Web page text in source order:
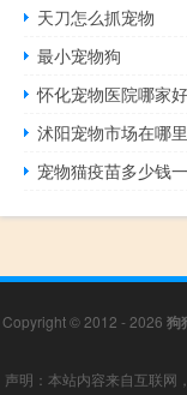
天刀怎么抓宠物
最小宠物狗
怀化宠物医院哪家好
沭阳宠物市场在哪里
宠物猫疫苗多少钱
Copyright © 2012 - 2026 狗
声明：本站内容来自互联网